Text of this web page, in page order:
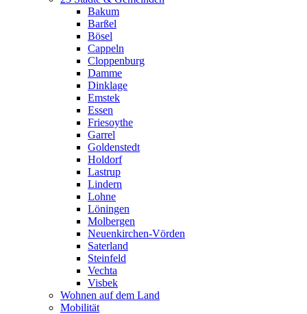
Bakum
Barßel
Bösel
Cappeln
Cloppenburg
Damme
Dinklage
Emstek
Essen
Friesoythe
Garrel
Goldenstedt
Holdorf
Lastrup
Lindern
Lohne
Löningen
Molbergen
Neuenkirchen-Vörden
Saterland
Steinfeld
Vechta
Visbek
Wohnen auf dem Land
Mobilität